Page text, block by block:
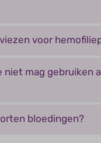
voor
niet mag gebruiken
bloedingen?